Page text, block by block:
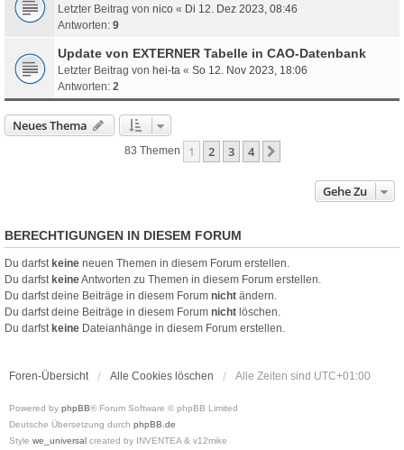
Letzter Beitrag von nico « Di 12. Dez 2023, 08:46
Antworten: 9
Update von EXTERNER Tabelle in CAO-Datenbank
Letzter Beitrag von hei-ta « So 12. Nov 2023, 18:06
Antworten: 2
Neues Thema
83 Themen 1 2 3 4
Gehe Zu
BERECHTIGUNGEN IN DIESEM FORUM
Du darfst keine neuen Themen in diesem Forum erstellen.
Du darfst keineAntworten zu Themen in diesem Forum erstellen.
Du darfst deine Beiträge in diesem Forum nicht ändern.
Du darfst deine Beiträge in diesem Forum nicht löschen.
Du darfst keine Dateianhänge in diesem Forum erstellen.
Foren-Übersicht Alle Cookies löschen Alle Zeiten sind UTC+01:00
Powered by phpBB® Forum Software © phpBB Limited
Deutsche Übersetzung durch phpBB.de
Style we_universal created by INVENTEA & v12mike